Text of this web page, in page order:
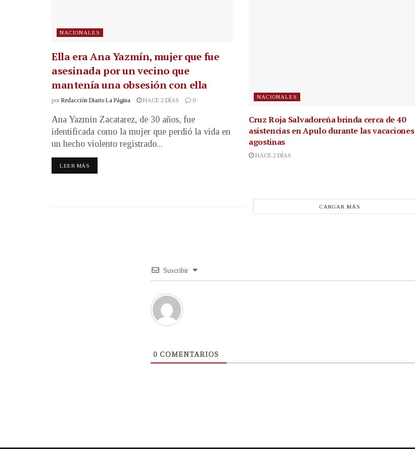
NACIONALES
Ella era Ana Yazmín, mujer que fue
asesinada por un vecino que
mantenía una obsesión con ella
por Redacción Diario La Página HACE 2 DÍAS 0
Ana Yazmín Zacatarez, de 30 años, fue
identificada como la mujer que perdió la vida en
un hecho violento registrado...
LEER MÁS
NACIONALES
Cruz Roja Salvadoreña brinda cerca de 40
asistencias en Apulo durante las vacaciones
agostinas
HACE 2 DÍAS
CARGAR MÁS
Suscribir
0 COMENTARIOS